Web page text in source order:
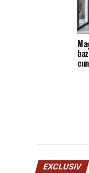
EXCLUSIV